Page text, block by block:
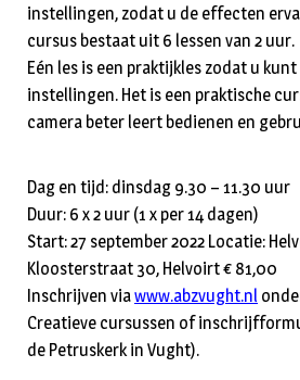
instellingen, zodat u de effecten
cursus bestaat uit 6 lessen van 2 uur.
Eén les is een praktijkles zodat u
instellingen. Het is een praktische
camera beter leert bedienen en
Dag en tijd: dinsdag 9.30 – 11.30 uur
Duur: 6 x 2 uur (1 x per 14 dagen)
Start: 27 september 2022 Locatie:
Kloosterstraat 30, Helvoirt € 81,00
Inschrijven viawww.abzvught.nl
Creatieve cursussen of
de Petruskerk in Vught).